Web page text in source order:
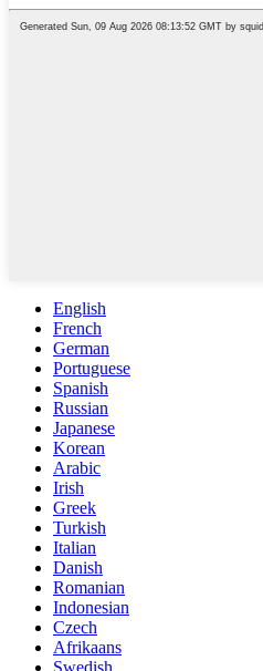
English
French
German
Portuguese
Spanish
Russian
Japanese
Korean
Arabic
Irish
Greek
Turkish
Italian
Danish
Romanian
Indonesian
Czech
Afrikaans
Swedish